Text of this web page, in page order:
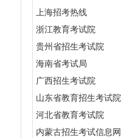
上海招考热线
浙江教育考试院
贵州省招生考试院
海南省考试局
广西招生考试院
山东省教育招生考试院
河北省教育考试院
内蒙古招生考试信息网